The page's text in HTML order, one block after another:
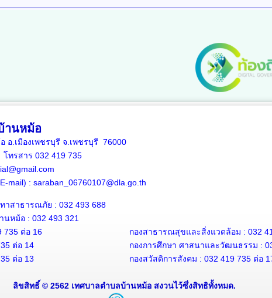
านหม้อ
อ.เมืองเพชรบุรี จ.เพชรบุรี 76000
ทรสาร 032 419 735
mail) : saraban_06760107@dla.go.th
าสาธารณภัย : 032 493 688
หม้อ : 032 493 321
735 ต่อ 16
ต่อ 14
ต่อ 13
กองสาธารณสุขและสิ่งแวดล้อม : 032
กองการศึกษา ศาสนาและวัฒนธรรม :
กองสวัสดิการสังคม : 032 419 735 ต่อ
ลิขสิทธิ์ © 2562 เทศบาลตำบลบ้านหม้อ สงวนไว้ซึ่งสิทธิทั้งหมด.